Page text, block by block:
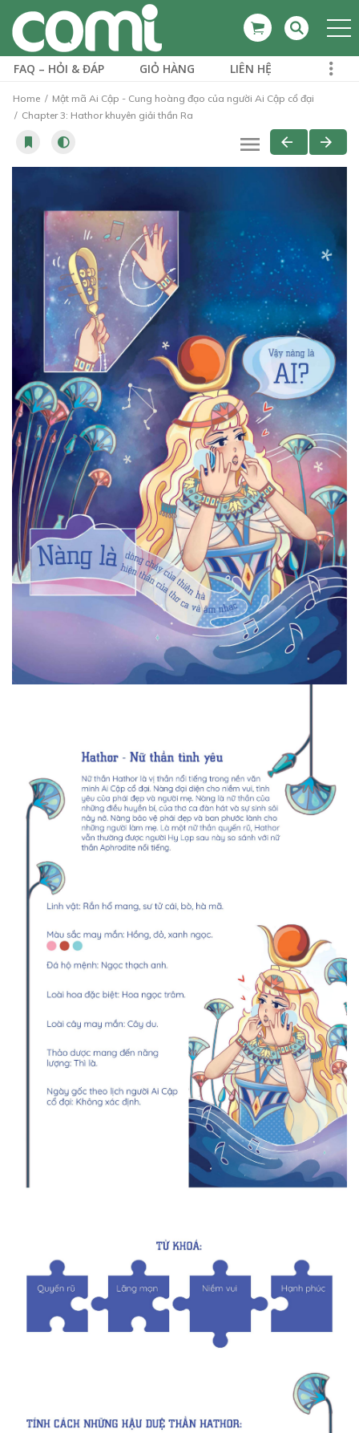
FAQ – HỎI & ĐÁP GIỎ HÀNG LIÊN HỆ
Home
Mật mã Ai Cập - Cung hoàng đạo của người Ai Cập cổ đại
Chapter 3: Hathor khuyên giải thần Ra